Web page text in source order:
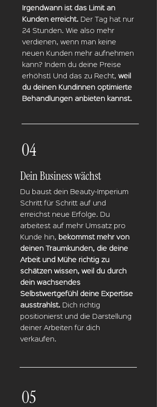
Irgendwann ist das Limit an
Kunden erreicht. Der Tag hat nur
24 Stunden. Wie also mehr
verdienen, wenn man keine
neuen Kunden mehr aufnehmen
kann?
Indem du deine Preise
erhöhst! Und das zu Recht, weil
du deinen Kundinnen optimierte
Behandlungen anbieten kannst.
04
Dein Business wächst
Du baust dein Beauty-Imperium
Schritt für Schritt auf und
erreichst neue Erfolge. Du
arbeitest auf mehr Umsatz pro
Kunde hin, bekommst mehr von
deinen Traumkunden, die deine
Arbeit und Mühe richtig zu
schätzen wissen, weil du durch
dein wachsendes
Selbstwertgefühl deine Expertise
ausstrahlst. Dich richtig
positionierst und die Darstellung
deiner Arbeiten für dich
verkaufen.
05